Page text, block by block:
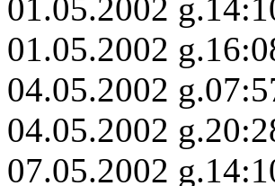
01.05.2002
01.05.2002
04.05.2002
04.05.2002
07.05.2002